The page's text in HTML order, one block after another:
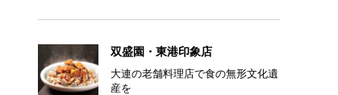
双盛園・東港印象店
大連の老舗料理店で食の無形文化遺
産を